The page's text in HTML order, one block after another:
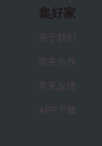
集好家
关于我们
商务合作
意见反馈
APP下载